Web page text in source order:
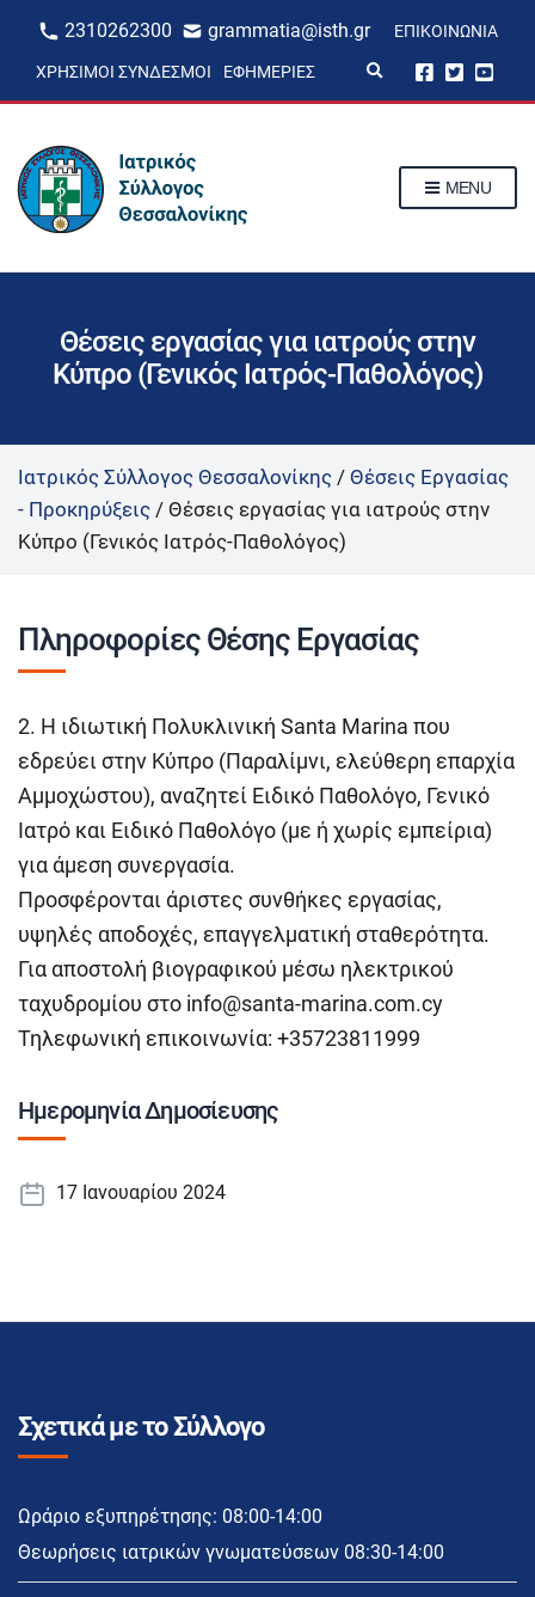
2310262300 grammatia@isth.gr ΕΠΙΚΟΙΝΩΝΊΑ
ΧΡΉΣΙΜΟΙ ΣΎΝΔΕΣΜΟΙ ΕΦΗΜΕΡΊΕΣ
p
m
MENU
Θέσεις εργασίας για ιατρούς στην
Κύπρο (Γενικός Ιατρός-Παθολόγος)
Ιατρικός Σύλλογος Θεσσαλονίκης / Θέσεις Εργασίας
- Προκηρύξεις / Θέσεις εργασίας για ιατρούς στην
Κύπρο (Γενικός Ιατρός-Παθολόγος)
Πληροφορίες Θέσης Εργασίας
2. Η ιδιωτική Πολυκλινική Santa Marina που
εδρεύει στην Κύπρο (Παραλίμνι, ελεύθερη επαρχία
Αμμοχώστου), αναζητεί Ειδικό Παθολόγο, Γενικό
Ιατρό και Ειδικό Παθολόγο (με ή χωρίς εμπείρια)
για άμεση συνεργασία.
Προσφέρονται άριστες συνθήκες εργασίας,
υψηλές αποδοχές, επαγγελματική σταθερότητα.
Για αποστολή βιογραφικού μέσω ηλεκτρικού
ταχυδρομίου στο info@santa-marina.com.cy
Τηλεφωνική επικοινωνία: +35723811999
Ημερομηνία Δημοσίευσης
17 Ιανουαρίου 2024
Σχετικά με το Σύλλογο
Ωράριο εξυπηρέτησης: 08:00-14:00
Θεωρήσεις ιατρικών γνωματεύσεων 08:30-14:00